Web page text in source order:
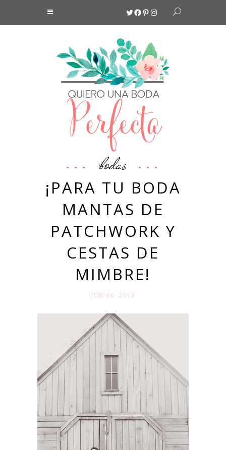
Twitter
Facebook
Pinterest
Instagram
bodas
¡PARA TU BODA
MANTAS DE
PATCHWORK Y
CESTAS DE
MIMBRE!
JUN 26. 2013